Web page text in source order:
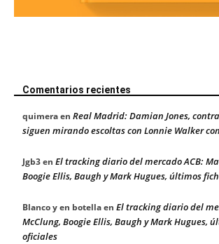
Comentarios recientes
quimeraen Real Madrid: Damian Jones,
siguen mirando escoltas con Lonnie Walker
Jgb3en El tracking diario del mercado ACB:
Boogie Ellis, Baugh y Mark Hugues, últimos
Blanco y en botellaen El tracking diario del
McClung, Boogie Ellis, Baugh y Mark Hugues,
oficiales